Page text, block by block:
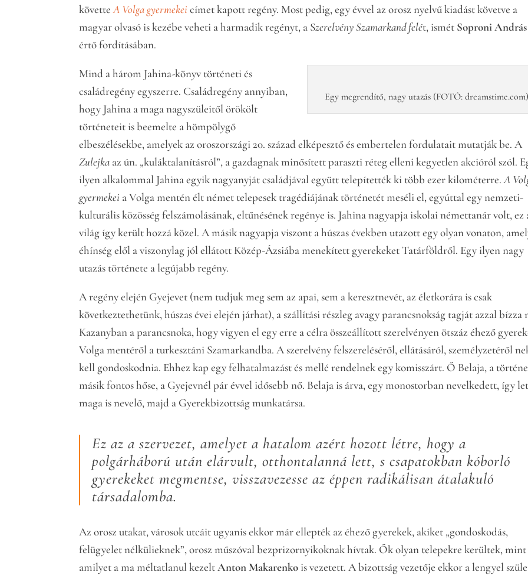
követteA Volga gyermekei címet kapott regény. Most pedig, egy évvel az orosz nyelvű kiadást követve a
magyar olvasó is kezébe veheti a harmadik regényt, a Szerelvény Szamarkandfelét, ismét Soproni András
értő fordításában.
Egy megrendítő, nagy utazás (FOTÓ: dreamstime.com)
Mind a három Jahina-könyv történeti és
családregény egyszerre. Családregény annyiban,
hogy Jahina a maga nagyszüleitől örökölt
történeteit is beemelte a hömpölygő
elbeszélésekbe, amelyek az oroszországi 20. század elképesztő és embertelen fordulatait mutatják be. A
Zulejka az ún. „kuláktalanításról”, a gazdagnak minősített paraszti réteg elleni kegyetlen akcióról szól.
ilyen alkalommal Jahina egyik nagyanyját családjával együtt telepítették ki több ezer kilométerre.A
gyermekei a Volga mentén élt német telepesek tragédiájának történetét meséli el, egyúttal egy nemzeti-
kulturális közösség felszámolásának, eltűnésének regénye is. Jahina nagyapja iskolai némettanár volt, ez
világ így került hozzá közel. A másik nagyapja viszont a húszas években utazott egy olyan vonaton,
éhínség elől a viszonylag jól ellátott Közép-Ázsiába menekített gyerekeket Tatárföldről. Egy ilyen nagy
utazás története a legújabb regény.
A regény elején Gyejevet (nem tudjuk meg sem az apai, sem a keresztnevét, az életkorára is csak
következtethetünk, húszas évei elején járhat), a szállítási részleg avagy parancsnokság tagját azzal bízza
Kazanyban a parancsnoka, hogy vigyen el egy erre a célra összeállított szerelvényen ötszáz éhező
Volga mentéről a turkesztáni Szamarkandba. A szerelvény felszereléséről, ellátásáról, személyzetéről
kell gondoskodnia. Ehhez kap egy felhatalmazást és mellé rendelnek egy komisszárt. Ő Belaja, a
másik fontos hőse, a Gyejevnél pár évvel idősebb nő. Belaja is árva, egy monostorban nevelkedett, így
maga is nevelő, majd a Gyerekbizottság munkatársa.
Ez az a szervezet, amelyet a hatalom azért hozott létre, hogy a
polgárháború után elárvult, otthontalanná lett, s csapatokban kóborló
gyerekeket megmentse, visszavezesse az éppen radikálisan átalakuló
társadalomba.
Az orosz utakat, városok utcáit ugyanis ekkor már ellepték az éhező gyerekek, akiket „gondoskodás,
felügyelet nélkülieknek”, orosz műszóval bezprizornyikoknak hívtak. Ők olyan telepekre kerültek, mint
amilyet a ma méltatlanul kezeltAnton Makarenko is vezetett. A bizottság vezetője ekkor a lengyel